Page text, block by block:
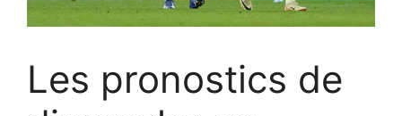
Les pronostics de